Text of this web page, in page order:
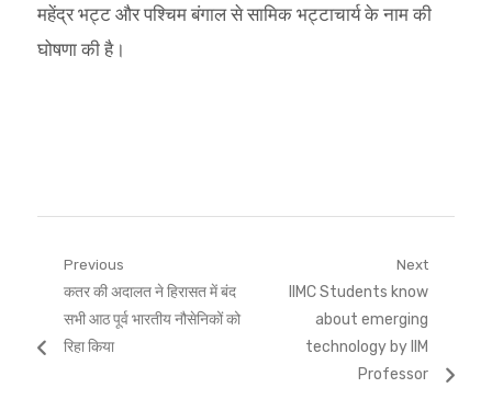
महेंद्र भट्ट और पश्चिम बंगाल से सामिक भट्टाचार्य के नाम की
घोषणा की है।
Post
navigation
Previous
Previous
post:
कतर की अदालत ने हिरासत में बंद
सभी आठ पूर्व भारतीय नौसेनिकों को
रिहा किया
Next
Next
post:
IIMC Students know
about emerging
technology by IIM
Professor